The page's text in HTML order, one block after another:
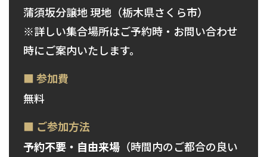
蒲須坂分譲地 現地（栃木県さくら市）
※詳しい集合場所はご予約時・お問い合わせ
時にご案内いたします。
■ 参加費
無料
■ ご参加方法
予約不要・自由来場 （時間内のご都合の良い